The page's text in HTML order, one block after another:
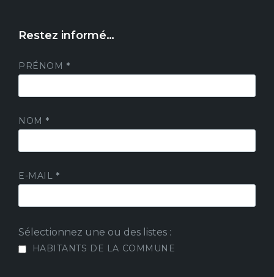
Restez informé…
PRÉNOM *
NOM *
E-MAIL *
Sélectionnez une ou des listes :
HABITANTS DE LA COMMUNE